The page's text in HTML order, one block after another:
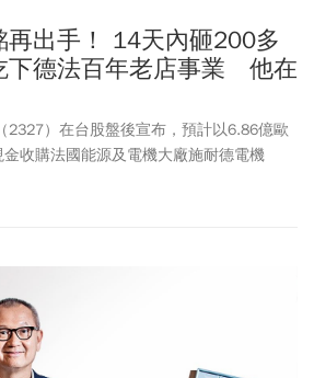
再出手！ 14天內砸200多
德法百年老店事業 他在
2327）在台股盤後宣布，預計以6.86億歐
收購法國能源及電機大廠施耐德電機
的高階工業感測器事業部Telemecanique
模第二大的現金併購交易，僅次於2019年
組件大廠基美（Kemet）收購案的16.4億美